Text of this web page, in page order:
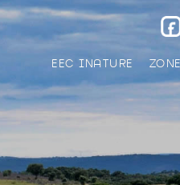
EEC INATURE